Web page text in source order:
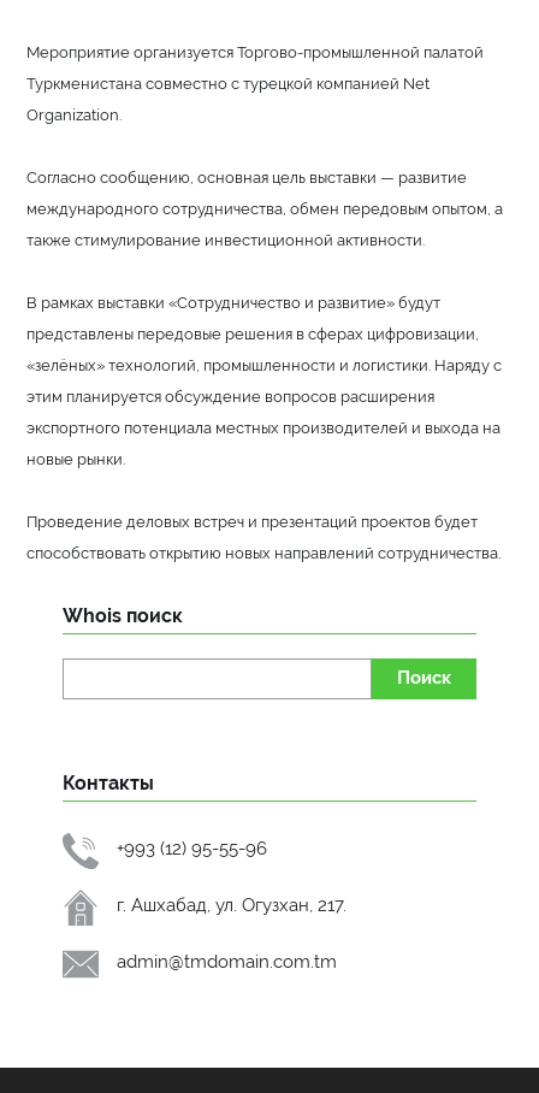
Мероприятие организуется Торгово-промышленной палатой
Туркменистана совместно с турецкой компанией Net
Organization.
Согласно сообщению, основная цель выставки — развитие
международного сотрудничества, обмен передовым опытом, а
также стимулирование инвестиционной активности.
В рамках выставки «Сотрудничество и развитие» будут
представлены передовые решения в сферах цифровизации,
«зелёных» технологий, промышленности и логистики. Наряду с
этим планируется обсуждение вопросов расширения
экспортного потенциала местных производителей и выхода на
новые рынки.
Проведение деловых встреч и презентаций проектов будет
способствовать открытию новых направлений сотрудничества.
Whois поиск
Поиск
Контакты
+993 (12) 95-55-96
г. Ашхабад, ул. Огузхан, 217.
admin@tmdomain.com.tm